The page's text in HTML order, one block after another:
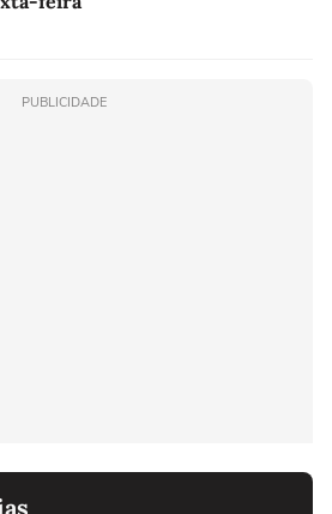
PUBLICIDADE